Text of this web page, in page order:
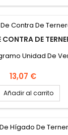
CONTRA DE
Unidad De
Precio
13,07 €
Añadir al carrito